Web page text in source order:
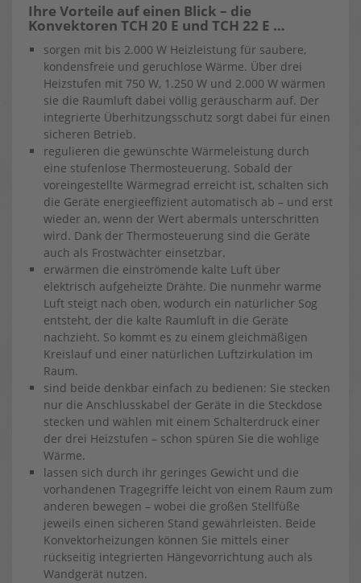
Ihre Vorteile auf einen Blick – die
Konvektoren TCH 20 E und TCH 22 E …
sorgen mit bis 2.000 W Heizleistung für saubere,
kondensfreie und geruchlose Wärme. Über drei
Heizstufen mit 750 W, 1.250 W und 2.000 W wärmen
sie die Raumluft dabei völlig geräuscharm auf. Der
integrierte Überhitzungsschutz sorgt dabei für einen
sicheren Betrieb.
regulieren die gewünschte Wärmeleistung durch
eine stufenlose Thermosteuerung. Sobald der
voreingestellte Wärmegrad erreicht ist, schalten sich
die Geräte energieeffizient automatisch ab – und erst
wieder an, wenn der Wert abermals unterschritten
wird. Dank der Thermosteuerung sind die Geräte
auch als Frostwächter einsetzbar.
erwärmen die einströmende kalte Luft über
elektrisch aufgeheizte Drähte. Die nunmehr warme
Luft steigt nach oben, wodurch ein natürlicher Sog
entsteht, der die kalte Raumluft in die Geräte
nachzieht. So kommt es zu einem gleichmäßigen
Kreislauf und einer natürlichen Luftzirkulation im
Raum.
sind beide denkbar einfach zu bedienen: Sie stecken
nur die Anschlusskabel der Geräte in die Steckdose
stecken und wählen mit einem Schalterdruck einer
der drei Heizstufen – schon spüren Sie die wohlige
Wärme.
lassen sich durch ihr geringes Gewicht und die
vorhandenen Tragegriffe leicht von einem Raum zum
anderen bewegen – wobei die großen Stellfüße
jeweils einen sicheren Stand gewährleisten. Beide
Konvektorheizungen können Sie mittels einer
rückseitig integrierten Hängevorrichtung auch als
Wandgerät nutzen.